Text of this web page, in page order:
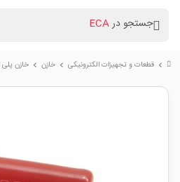
جستجو درECA
chevron_right قطعات و تجهیزات الکترونیکی chevron_right خازن chevron_right خازن پلی